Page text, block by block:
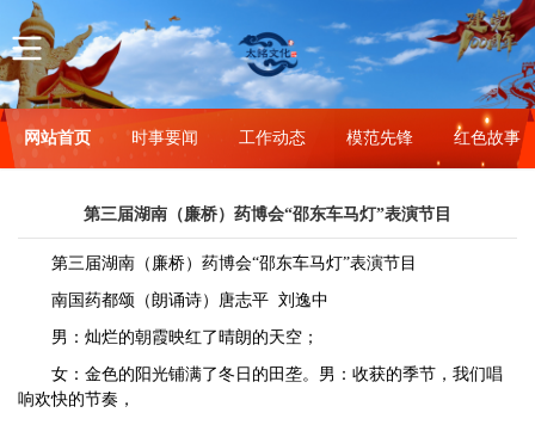
网站首页 时事要闻 工作动态 模范先锋 红色故事
第三届湖南（廉桥）药博会“邵东车马灯”表演节目
第三届湖南（廉桥）药博会“邵东车马灯”表演节目
南国药都颂（朗诵诗）唐志平 刘逸中
男：灿烂的朝霞映红了晴朗的天空；
女：金色的阳光铺满了冬日的田垄。男：收获的季节，我们唱
响欢快的节奏，